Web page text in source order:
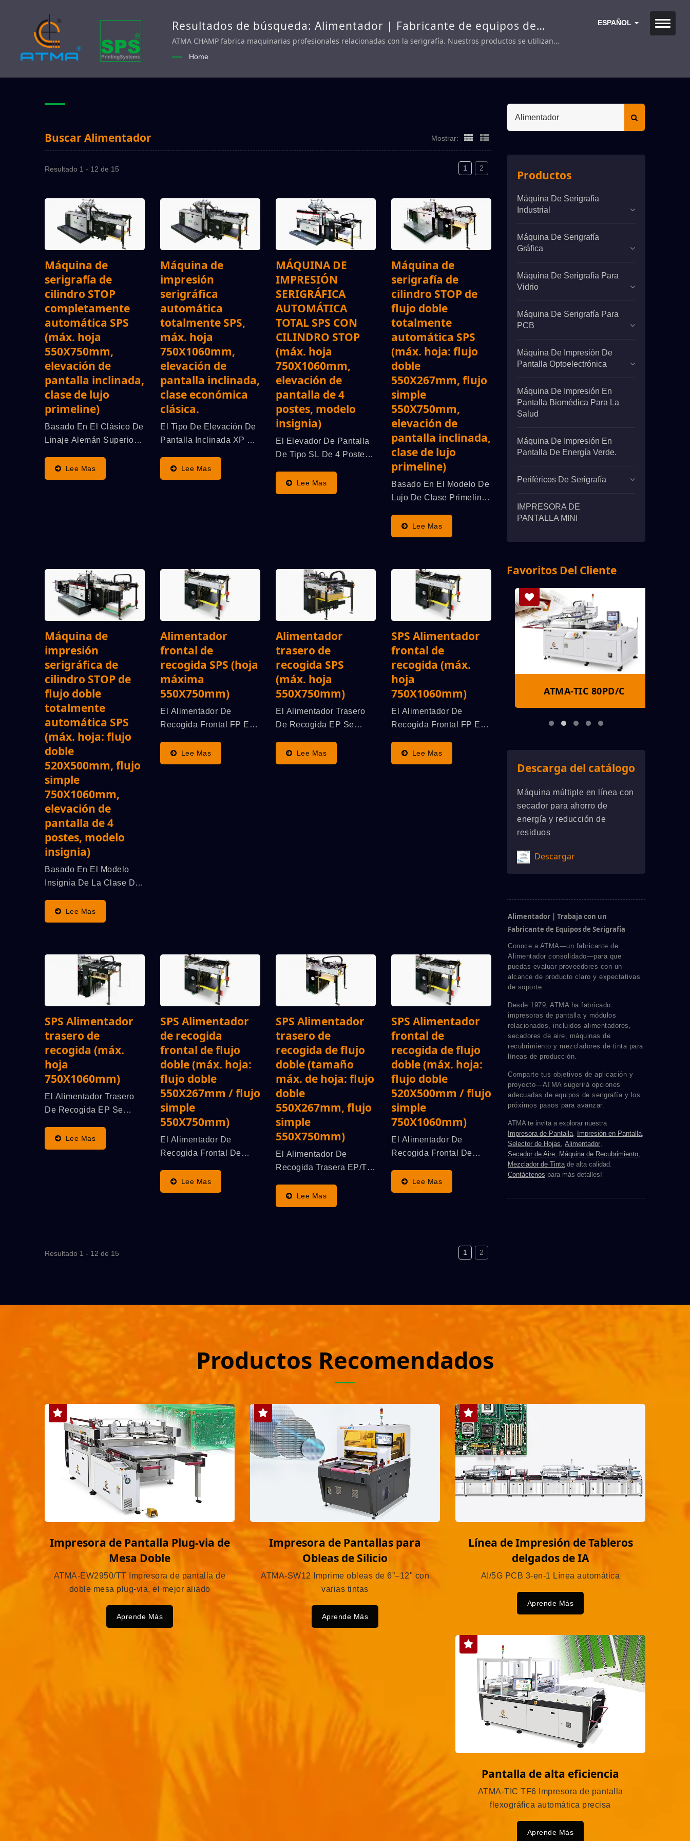
ESPAÑOL
Resultados de búsqueda: Alimentador | Fabricante de equipos de
serigrafía industrial - ATMA
ATMA CHAMP fabrica maquinarias profesionales relacionadas con la serigrafía. Nuestros productos se utilizan
impresos, óptico-electrónico, impresión biomédica y impresión de energía verde.
Home
Buscar Alimentador Mostrar:
Resultado 1 - 12 de 15 1 2
Máquina de
serigrafía de
cilindro STOP
completamente
automática SPS
(máx. hoja
550X750mm,
elevación de
pantalla inclinada,
clase de lujo
primeline)
Basado En El Clásico De
Linaje Alemán Superior
Inclinada XP: El
“Principio Original Del
Lee Mas
Máquina de
impresión
serigráfica
automática
totalmente SPS,
máx. hoja
750X1060mm,
elevación de
pantalla inclinada,
clase económica
clásica.
El Tipo De Elevación De
Pantalla Inclinada XP Es
SPS De Alemania: Con
El Superior "Principio Del
Lee Mas
MÁQUINA DE
IMPRESIÓN
SERIGRÁFICA
AUTOMÁTICA
TOTAL SPS CON
CILINDRO STOP
(máx. hoja
750X1060mm,
elevación de
pantalla de 4
postes, modelo
insignia)
El Elevador De Pantalla
De Tipo SL De 4 Postes,
De SPS, Se Basa En La
Clásica Y Superior Línea
Lee Mas
Máquina de
serigrafía de
cilindro STOP de
flujo doble
totalmente
automática SPS
(máx. hoja: flujo
doble
550X267mm, flujo
simple
550X750mm,
elevación de
pantalla inclinada,
clase de lujo
primeline)
Basado En El Modelo De
Lujo De Clase Primeline
Inclinable, El XP57/t Se
Transforma Aún Más En
Doble/individual (/t),
Ofrece Un Rendimiento Y
Adaptabilidad...
Lee Mas
Máquina de
impresión
serigráfica de
cilindro STOP de
flujo doble
totalmente
automática SPS
(máx. hoja: flujo
doble
520X500mm, flujo
simple
750X1060mm,
elevación de
pantalla de 4
postes, modelo
insignia)
Basado En El Modelo
Insignia De La Clase De
Pantalla Elevadora De 4
Postes SL71, El SL71/t
Compatible Con Flujo
Doble/individual (/t),
Lee Mas
Alimentador
frontal de
recogida SPS (hoja
máxima
550X750mm)
El Alimentador De
Recogida Frontal FP Es
Manejo De Hojas Más
Delgadas, Utilizado Para
Lee Mas
Alimentador
trasero de
recogida SPS
(máx. hoja
550X750mm)
El Alimentador Trasero
De Recogida EP Se
Una Máquina De
Serigrafía De Cilindro
Lee Mas
SPS Alimentador
frontal de
recogida (máx.
hoja
750X1060mm)
El Alimentador De
Recogida Frontal FP Es
Manejo De Hojas Más
Delgadas, Utilizado Para
Lee Mas
SPS Alimentador
trasero de
recogida (máx.
hoja
750X1060mm)
El Alimentador Trasero
De Recogida EP Se
Una Máquina De
Serigrafía De Cilindro
Lee Mas
SPS Alimentador
de recogida
frontal de flujo
doble (máx. hoja:
flujo doble
550X267mm / flujo
simple
550X750mm)
El Alimentador De
Recogida Frontal De
Especializado En
Manejar Hojas Más
Lee Mas
SPS Alimentador
trasero de
recogida de flujo
doble (tamaño
máx. de hoja: flujo
doble
550X267mm, flujo
simple
550X750mm)
El Alimentador De
Recogida Trasera EP/t
Para Trabajar Con Una
Máquina De Serigrafía
Lee Mas
SPS Alimentador
frontal de
recogida de flujo
doble (máx. hoja:
flujo doble
520X500mm / flujo
simple
750X1060mm)
El Alimentador De
Recogida Frontal De
Especializado En
Manejar Hojas Más
De Cilindro De Doble
Flujo Automática...
Lee Mas
Resultado 1 - 12 de 15 1 2
Productos
Máquina De Serigrafía
Industrial
Máquina De Serigrafía
Gráfica
Máquina De Serigrafía Para
Vidrio
Máquina De Serigrafía Para
PCB
Máquina De Impresión De
Pantalla Optoelectrónica
Máquina De Impresión En
Pantalla Biomédica Para La
Salud
Máquina De Impresión En
Pantalla De Energía Verde.
Periféricos De Serigrafía
IMPRESORA DE
PANTALLA MINI
Favoritos Del Cliente
ATMAOE MF66(2) SPSLINE SL71 ATMALINO PC68/S ATMA-TIC 80PD/C
Descarga del catálogo
Máquina múltiple en línea con
secador para ahorro de
energía y reducción de
residuos
Descargar
Alimentador | Trabaja con un
Fabricante de Equipos de Serigrafía
Conoce a ATMA—un fabricante de
Alimentador consolidado—para que
puedas evaluar proveedores con un
alcance de producto claro y expectativas
de soporte.
Desde 1979, ATMA ha fabricado
impresoras de pantalla y módulos
relacionados, incluidos alimentadores,
secadores de aire, máquinas de
recubrimiento y mezcladores de tinta para
líneas de producción.
Comparte tus objetivos de aplicación y
proyecto—ATMA sugerirá opciones
adecuadas de equipos de serigrafía y los
próximos pasos para avanzar.
ATMA te invita a explorar nuestra
Impresora de Pantalla, Impresión en Pantalla,
Selector de Hojas, Alimentador,
Secador de Aire, Máquina de Recubrimiento,
Mezclador de Tintade alta calidad.
Contáctenos para más detalles!
Productos Recomendados
Impresora de Pantalla Plug-via de
Mesa Doble
ATMA-EW2950/TT Impresora de pantalla de
doble mesa plug-via, el mejor aliado
Aprende Más
Impresora de Pantallas para
Obleas de Silicio
ATMA-SW12 Imprime obleas de 6”–12" con
varias tintas
Aprende Más
Línea de Impresión de Tableros
delgados de IA
AI/5G PCB 3-en-1 Línea automática
Aprende Más
Pantalla de alta eficiencia
ATMA-TIC TF6 Impresora de pantalla
flexográfica automática precisa
Aprende Más